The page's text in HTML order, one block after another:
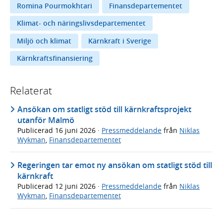
Romina Pourmokhtari
Finansdepartementet
Klimat- och näringslivsdepartementet
Miljö och klimat
Kärnkraft i Sverige
Kärnkraftsfinansiering
Relaterat
Ansökan om statligt stöd till kärnkraftsprojekt
utanför Malmö
Publicerad 16 juni 2026 · Pressmeddelande från Niklas
Wykman Finansdepartementet
Regeringen tar emot ny ansökan om statligt stöd till
kärnkraft
Publicerad 12 juni 2026 · Pressmeddelande från Niklas
Wykman, Finansdepartementet